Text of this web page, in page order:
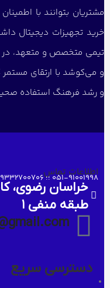
مشتریان بتوانند با
خرید تجهیزات دیجیتال
تیمی متخصص و متعهد، در
و می‌کوشد با ارتقای مستمر
و رشد فرهنگ استفاده
اطلاعات تماس
051-91001998 ؛؛ 09332700706
خراسان رضوی،
طبقه منفی ۱
دسترسی سریع